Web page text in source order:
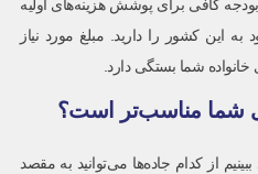
بودجه کافی برای پوشش هزینه‌های اولیه
این کشور را دارید. مبلغ مورد نیاز
شما بستگی دارد.
شما مناسب‌تر است؟
ببینیم از کدام جاده‌ها می‌توانید به مقصد